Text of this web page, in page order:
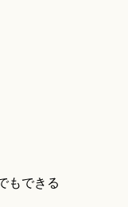
もできる